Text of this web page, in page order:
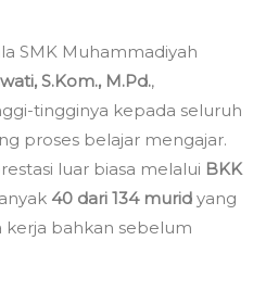
SMK Muhammadiyah
S.Kom., M.Pd.,
tingginya kepada seluruh
proses belajar mengajar.
luar biasa melalui BKK
40 dari 134 murid yang
kerja bahkan sebelum